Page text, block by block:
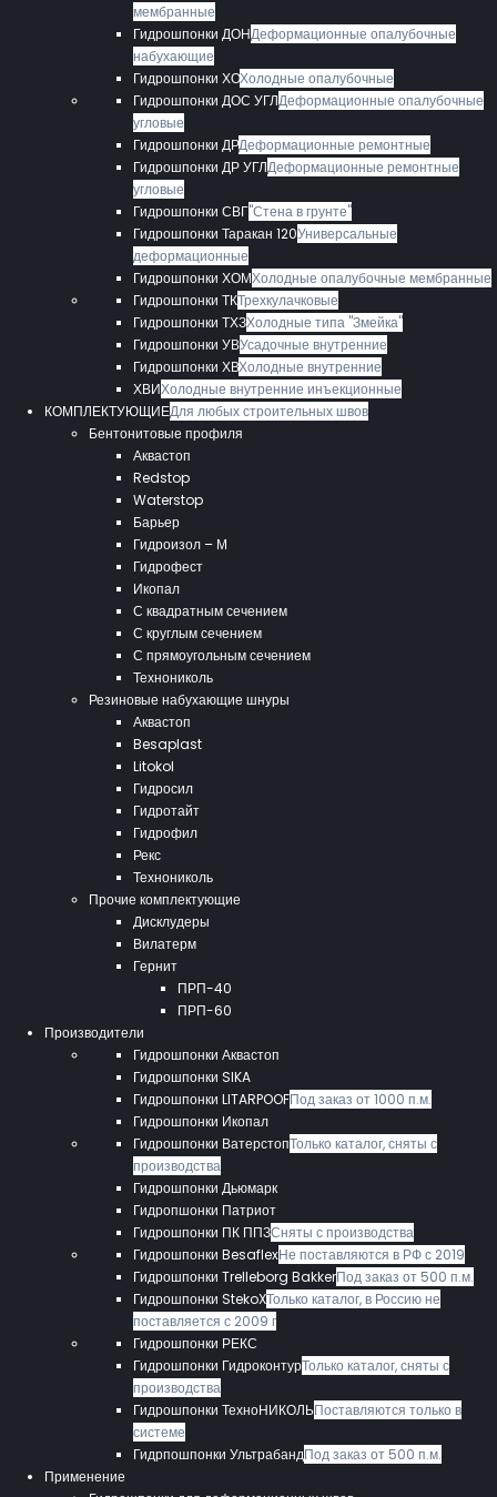
мембранные
Гидрошпонки ДОНДеформационные опалубочные
набухающие
Гидрошпонки ХОХолодные опалубочные
Гидрошпонки ДОС УГЛДеформационные опалубочные
угловые
Гидрошпонки ДРДеформационные ремонтные
Гидрошпонки ДР УГЛДеформационные ремонтные
угловые
Гидрошпонки СВГ"Стена в грунте"
Гидрошпонки Таракан 120Универсальные
деформационные
Гидрошпонки ХОМХолодные опалубочные мембранные
Гидрошпонки ТКТрехкулачковые
Гидрошпонки ТХЗХолодные типа "Змейка"
Гидрошпонки УВУсадочные внутренние
Гидрошпонки ХВХолодные внутренние
ХВИХолодные внутренние инъекционные
КОМПЛЕКТУЮЩИЕДля любых строительных швов
Бентонитовые профиля
Аквастоп
Redstop
Waterstop
Барьер
Гидроизол – М
Гидрофест
Икопал
С квадратным сечением
С круглым сечением
С прямоугольным сечением
Технониколь
Резиновые набухающие шнуры
Аквастоп
Besaplast
Litokol
Гидросил
Гидротайт
Гидрофил
Рекс
Технониколь
Прочие комплектующие
Дисклудеры
Вилатерм
Гернит
ПРП-40
ПРП-60
Производители
Гидрошпонки Аквастоп
Гидрошпонки SIKA
Гидрошпонки LITARPOOFПод заказ от 1000 п.м.
Гидрошпонки Икопал
Гидрошпонки ВатерстопТолько каталог, сняты с
производства
Гидрошпонки Дьюмарк
Гидропшонки Патриот
Гидрошпонки ПК ППЗСняты с производства
Гидрошпонки BesaflexНе поставляются в РФ с 2019
Гидрошпонки Trelleborg BakkerПод заказ от 500 п.м.
Гидрошпонки StekoXТолько каталог, в Россию не
поставляется с 2009 г
Гидрошпонки РЕКС
Гидрошпонки ГидроконтурТолько каталог, сняты с
производства
Гидрошпонки ТехноНИКОЛЬПоставляются только в
системе
Гидрпошпонки УльтрабандПод заказ от 500 п.м.
Применение